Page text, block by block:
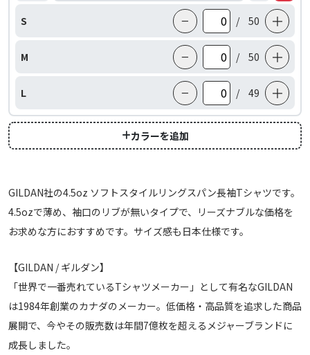
S − / 50 ＋
M − / 50 ＋
L − / 49 ＋
カラーを追加
GILDAN社の4.5oz ソフトスタイルリングスパン長袖Tシャツです。
4.5ozで薄め、袖口のリブが無いタイプで、リーズナブルな価格を
お求めな方におすすめです。サイズ感も日本仕様です。
【GILDAN / ギルダン】
「世界で一番売れているTシャツメーカー」として有名なGILDAN
は1984年創業のカナダのメーカー。低価格・高品質を追求した商品
展開で、今やその販売数は年間7億枚を超えるメジャーブランドに
成長しました。